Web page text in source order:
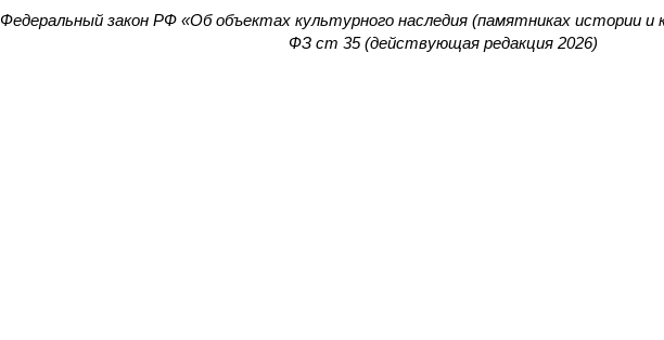
Федеральный закон РФ «Об объектах культурного наследия (памятниках истории
ФЗ ст 35 (действующая редакция 2026)